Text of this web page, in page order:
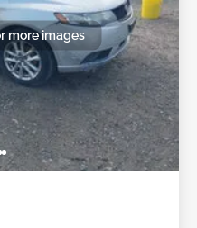
more images